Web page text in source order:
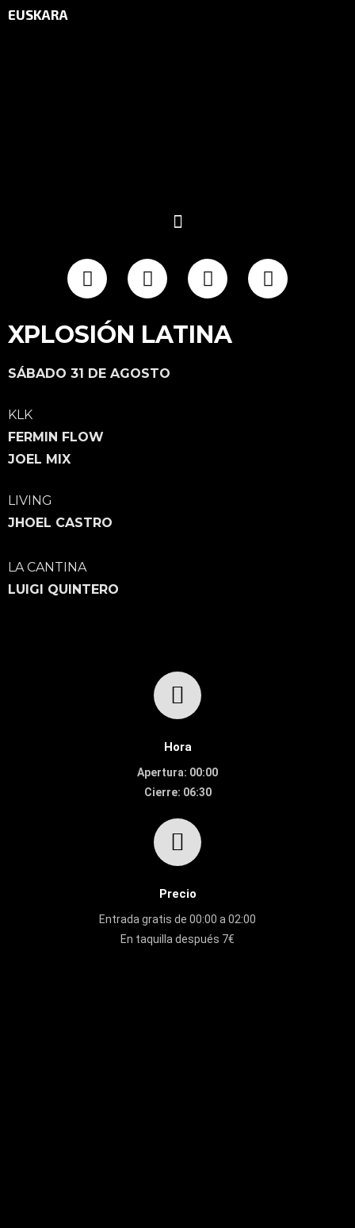
EUSKARA
XPLOSIÓN LATINA
SÁBADO 31 DE AGOSTO
KLK
FERMIN FLOW
JOEL MIX
LIVING
JHOEL CASTRO
LA CANTINA
LUIGI QUINTERO
Hora
Apertura: 00:00
Cierre: 06:30
Precio
Entrada gratis de 00:00 a 02:00
En taquilla después 7€